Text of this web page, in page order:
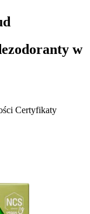
w
Certyfikaty